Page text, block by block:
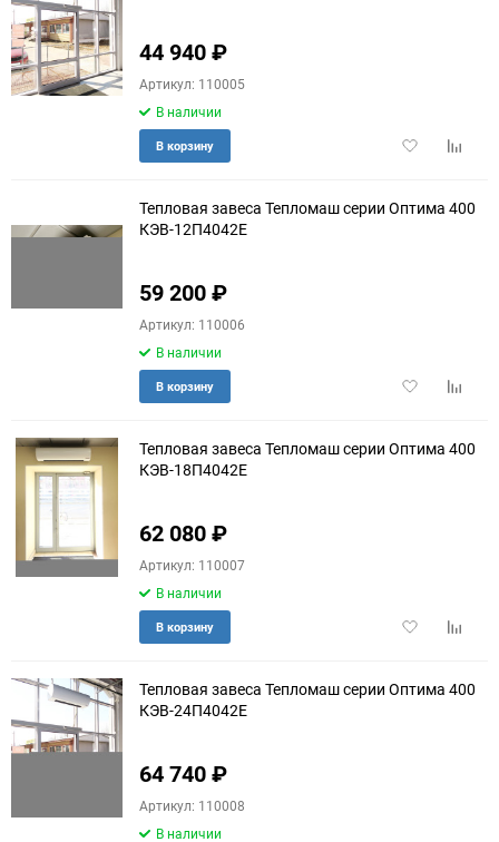
44 940₽
Артикул: 110005
В наличии
Добавить
В корзину
Тепловая завеса Тепломаш серии Оптима 400
КЭВ-12П4042E
59 200₽
Артикул: 110006
В наличии
Добавить
В корзину
Тепловая завеса Тепломаш серии Оптима 400
КЭВ-18П4042E
62 080₽
Артикул: 110007
В наличии
Добавить
В корзину
Тепловая завеса Тепломаш серии Оптима 400
КЭВ-24П4042E
64 740₽
Артикул: 110008
В наличии